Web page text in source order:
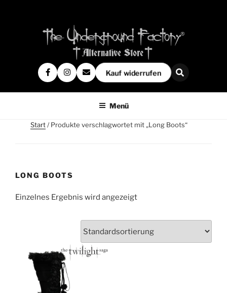
Kauf widerrufen
Menü
Start/ Produkte verschlagwortet mit „Long Boots“
LONG BOOTS
Einzelnes Ergebnis wird angezeigt